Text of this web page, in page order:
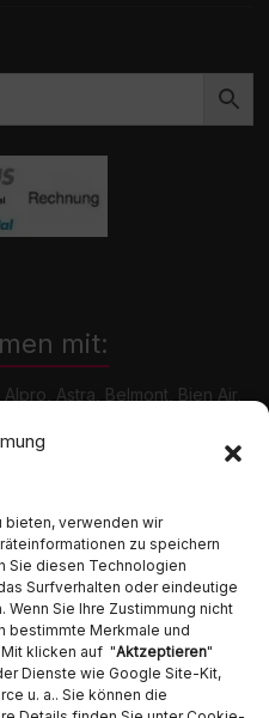
bieten, verwenden wir
zu speichern
Sie diesen Technologien
Surfverhalten oder eindeutige
Sie Ihre Zustimmung nicht
bestimmte Merkmale und
klicken auf "Aktzeptieren"
Dienste wie Google Site-Kit,
u. a.. Sie können die
mit:
Astra, Belmont, Bien Air,
Faro, Gcomm, KaVo,
MK-Dent, NSK, Ophardt
Velopex, u.v.m